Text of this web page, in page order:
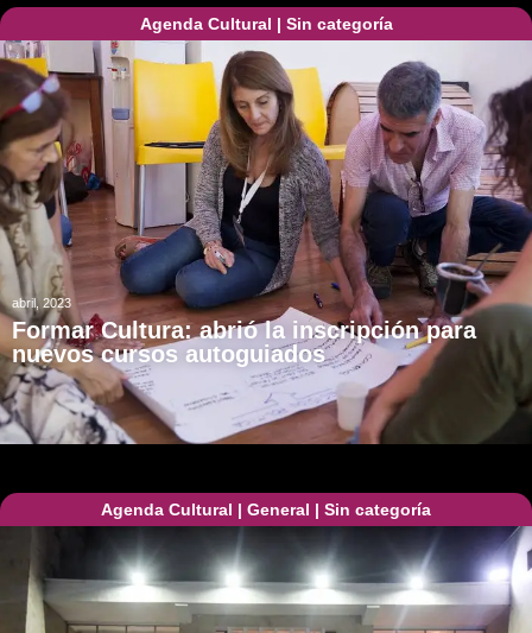
Agenda Cultural | Sin categoría
abril, 2023
Formar Cultura: abrió la inscripción para
nuevos cursos autoguiados
Agenda Cultural | General | Sin categoría